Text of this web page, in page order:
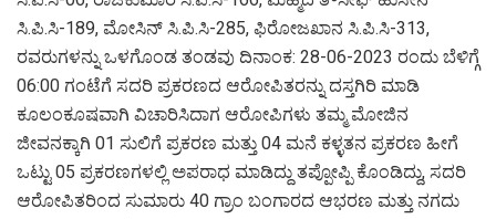
ಸಿ.ಪಿ.ಸಿ-189, ಮೋಸಿನ್ ಸಿ.ಪಿ.ಸಿ-285, ಫಿರೋಜಖಾನ ಸಿ.ಪಿ.ಸಿ-313,
ರವರುಗಳನ್ನು ಒಳಗೊಂಡ ತಂಡವು ದಿನಾಂಕ: 28-06-2023 ರಂದು ಬೆಳಿಗ್ಗೆ
06:00 ಗಂಟೆಗೆ ಸದರಿ ಪ್ರಕರಣದ ಆರೋಪಿತರನ್ನು ದಸ್ತಗಿರಿ ಮಾಡಿ
ಕೂಲಂಕೂಷವಾಗಿ ವಿಚಾರಿಸಿದಾಗ ಆರೋಪಿಗಳು ತಮ್ಮ ಮೋಜಿನ
ಜೀವನಕ್ಕಾಗಿ 01 ಸುಲಿಗೆ ಪ್ರಕರಣ ಮತ್ತು 04 ಮನೆ ಕಳ್ಳತನ ಪ್ರಕರಣ ಹೀಗೆ
ಒಟ್ಟು 05 ಪ್ರಕರಣಗಳಲ್ಲಿ ಅಪರಾಧ ಮಾಡಿದ್ದು ತಪ್ಪೋಪ್ಪಿ ಕೊಂಡಿದ್ದು, ಸದರಿ
ಆರೋಪಿತರಿಂದ ಸುಮಾರು 40 ಗ್ರಾಂ ಬಂಗಾರದ ಆಭರಣ ಮತ್ತು ನಗದು